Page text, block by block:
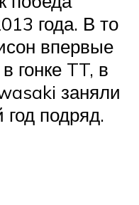
года. В то
впервые
гонке TT, в
заняли
год подряд.